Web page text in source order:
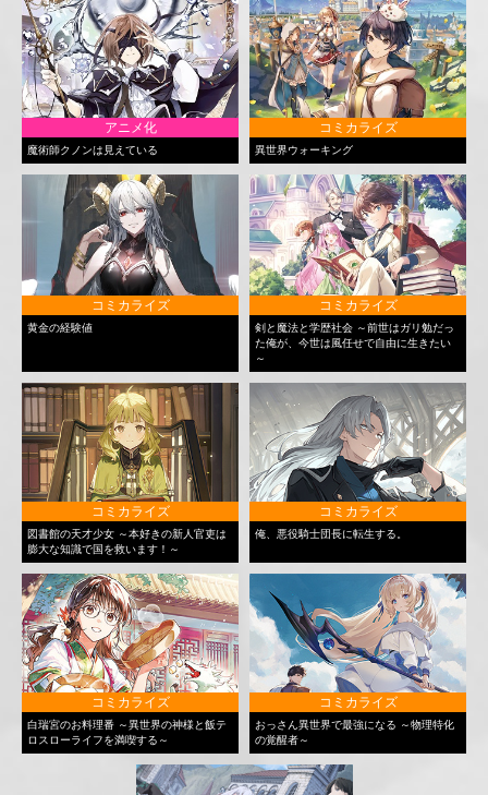
アニメ化
魔術師クノンは見えている
コミカライズ
異世界ウォーキング
コミカライズ
黄金の経験値
コミカライズ
剣と魔法と学歴社会 ～前世はガリ勉だっ
た俺が、今世は風任せで自由に生きたい
～
コミカライズ
図書館の天才少女 ～本好きの新人官吏は
膨大な知識で国を救います！～
コミカライズ
俺、悪役騎士団長に転生する。
コミカライズ
白瑞宮のお料理番 ～異世界の神様と飯テ
ロスローライフを満喫する～
コミカライズ
おっさん異世界で最強になる ～物理特化
の覚醒者～